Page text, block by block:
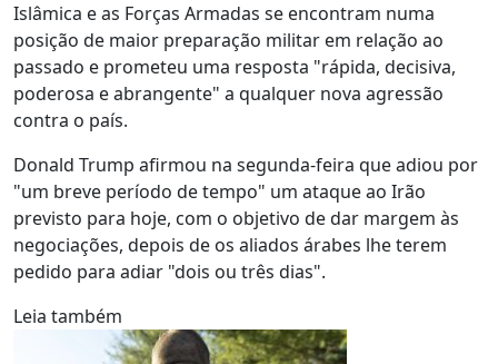
Islâmica e as Forças Armadas se encontram numa
posição de maior preparação militar em relação ao
passado e prometeu uma resposta "rápida, decisiva,
poderosa e abrangente" a qualquer nova agressão
contra o país.
Donald Trump afirmou na segunda-feira que adiou por
"um breve período de tempo" um ataque ao Irão
previsto para hoje, com o objetivo de dar margem às
negociações, depois de os aliados árabes lhe terem
pedido para adiar "dois ou três dias".
Leia também